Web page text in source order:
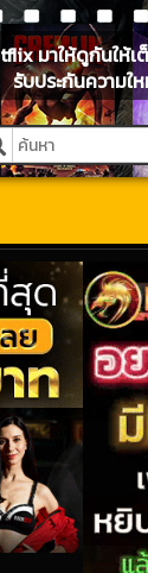
มาให้ดูกันให้
รับประกันความใ